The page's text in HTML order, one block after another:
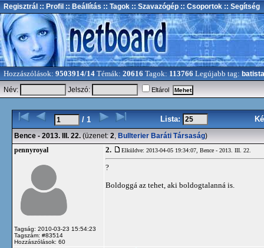
Regisztrál :: Profil :: Beállítás :: Tagok :: Szavazógép :: Csoportok :: Segítség
Hozzászólások: 9503914/14 Témák: 20616 Tagok: 113766 Legújabb tag: batista
Név:
Jelszó: Eltárol
/ 1 Lista:
Bence - 2013. III. 22. (üzenet: 2, Bullterier Baráti Társaság)
pennyroyal
Tagság: 2010-03-23 15:54:23
Tagszám: #83514
Hozzászólások: 60
2. Elküldve: 2013-04-05 19:34:07, Bence - 2013. III. 22.
?
Boldoggá az tehet, aki boldogtalanná is.